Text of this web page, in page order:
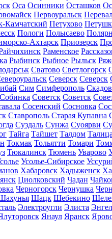
Оса Осинники Осташков
Первоуральск
Камчатский Петухово
Пологи Полысаево
Ахтарск Приозерск
Раменское
Рыбинск Рыбное Рыльск
Сватово Светлогорск
Северск Северск
Сим Симферополь
Собинка Советск Советск
Сосенский Сосновка
Ставрополь Старая Купавна
Суздаль Сунжа Суоярви
Тайга Тайшет Талдом Талица
Токмак Тольятти Томари
Тюкалинск Тюмень Уварово
Усолье-Сибирское
Хабаровск Хадыженск
Циолковский Чадан
Черногорск Чернушка
Шацк Шебекино
Электроугли Элиста
Янаул Яранск